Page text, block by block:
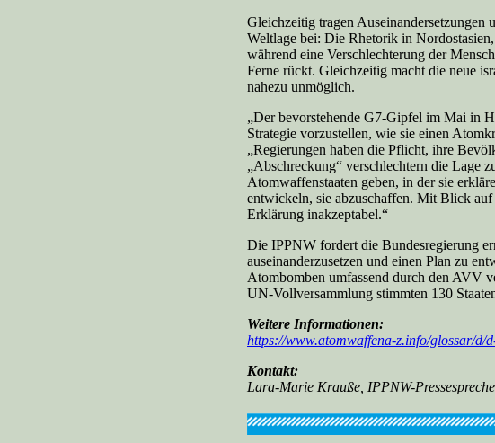
Gleichzeitig tragen Auseinandersetzungen
Weltlage bei: Die Rhetorik in
während eine Verschlechterung der
Ferne rückt. Gleichzeitig macht die neue
nahezu unmöglich.
„Der bevorstehende G7-Gipfel im Mai in
Strategie vorzustellen, wie sie einen
„Regierungen haben die Pflicht, ihre
„Abschreckung“ verschlechtern die Lage
Atomwaffenstaaten geben, in der sie
entwickeln, sie abzuschaffen. Mit Blick
Erklärung inakzeptabel.“
Die IPPNW fordert die Bundesregierung
auseinanderzusetzen und einen Plan zu
Atombomben umfassend durch den AVV
UN-Vollversammlung stimmten 130
Weitere Informationen:
https://www.atomwaffena-z.info/glossar/d/
Kontakt:
Lara-Marie Krauße, IPPNW-